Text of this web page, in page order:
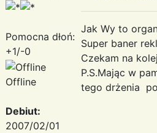
Pomocna dłoń:
+1/-0
Offline
Debiut:
2007/02/01
Jak Wy to
Super baner
Czekam na
P.S.Mając w
tego drżenia